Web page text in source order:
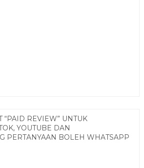
“PAID REVIEW” UNTUK
YOUTUBE DAN
PERTANYAAN BOLEH WHATSAPP